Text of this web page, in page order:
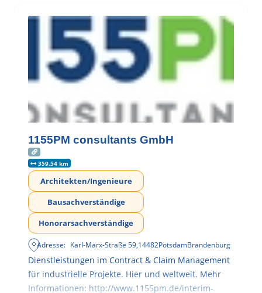
1155PM consultants GmbH
359.54 km
Architekten/Ingenieure
Bausachverständige
Honorarsachverständige
Adresse: Karl-Marx-Straße 59,14482PotsdamBrandenburg
Dienstleistungen im Contract & Claim Management
für industrielle Projekte. Hier und weltweit. Mehr
Informationen: http://www.1155pm.de/interim-